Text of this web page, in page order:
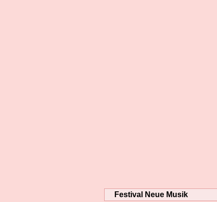
Festival Neue Musik